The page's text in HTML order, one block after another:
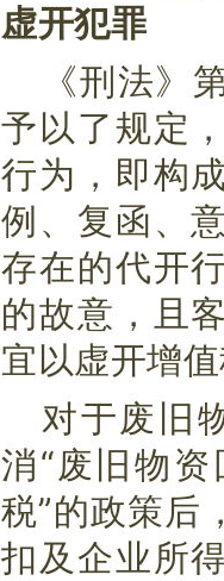
虚开犯罪
《刑法》
予以了规定
行为，即构
例、复函、
存在的代开
的故意，且
宜以虚开增
对于废旧
消“废旧物
税”的政策后
扣及企业所